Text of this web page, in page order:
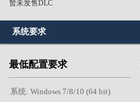
暂未发售DLC
系统要求
最低配置要求
系统: Windows 7/8/10 (64 bit)